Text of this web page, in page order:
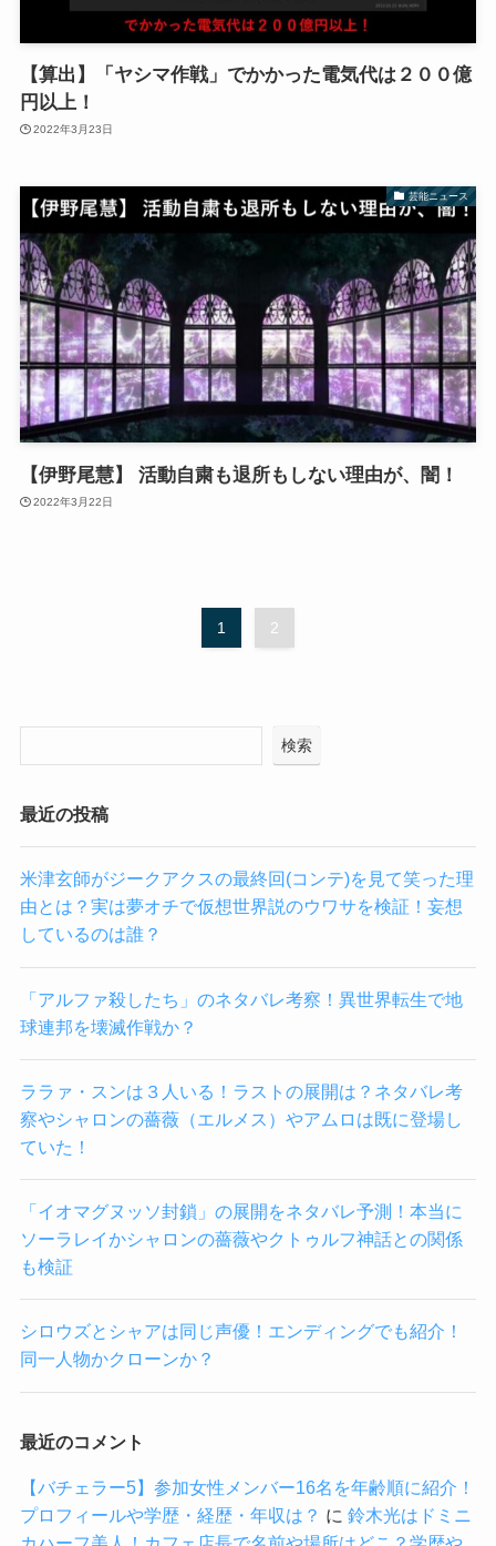
【算出】「ヤシマ作戦」でかかった電気代は２００億
円以上！
2022年3月23日
芸能ニュース
【伊野尾慧】 活動自粛も退所もしない理由が、闇！
2022年3月22日
1 2
検索
最近の投稿
米津玄師がジークアクスの最終回(コンテ)を見て笑った理
由とは？実は夢オチで仮想世界説のウワサを検証！妄想
しているのは誰？
「アルファ殺したち」のネタバレ考察！異世界転生で地
球連邦を壊滅作戦か？
ララァ・スンは３人いる！ラストの展開は？ネタバレ考
察やシャロンの薔薇（エルメス）やアムロは既に登場し
ていた！
「イオマグヌッソ封鎖」の展開をネタバレ予測！本当に
ソーラレイかシャロンの薔薇やクトゥルフ神話との関係
も検証
シロウズとシャアは同じ声優！エンディングでも紹介！
同一人物かクローンか？
最近のコメント
【バチェラー5】参加女性メンバー16名を年齢順に紹介！
プロフィールや学歴・経歴・年収は？ に 鈴木光はドミニ